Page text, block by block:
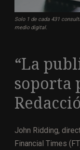
Solo 1 de cada 431
medio digital.
“La
soporta
John Ridding,
Financial Times